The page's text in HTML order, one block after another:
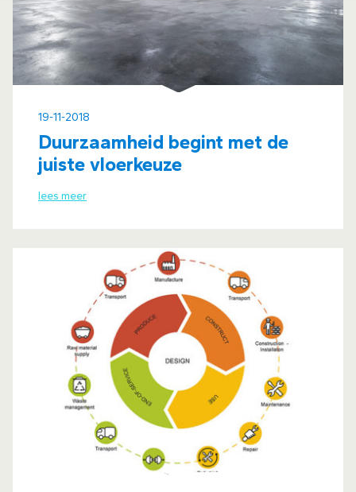
19-11-2018
Duurzaamheid begint met de
juiste vloerkeuze
lees meer